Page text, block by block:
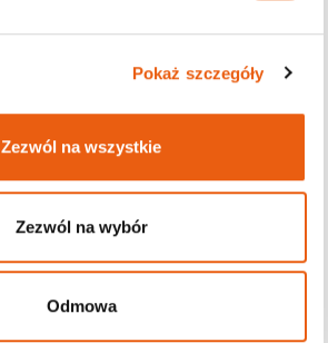
Pokaż szczegóły
Zezwól na wszystkie
Zezwól na wybór
Odmowa
od 200zł